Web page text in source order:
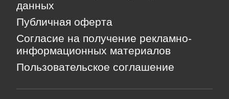
данных
Публичная оферта
Согласие на получение рекламно-
информационных материалов
Пользовательское соглашение